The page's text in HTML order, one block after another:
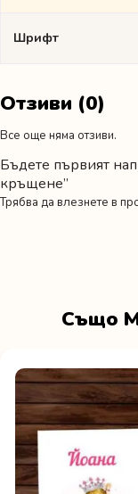
Шрифт
Отзиви (0)
Все още няма отзиви.
Бъдете първият
кръщене”
Трябва да влезнете в
Също